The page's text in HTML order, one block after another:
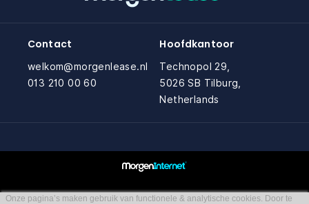
Contact
welkom@morgenlease.nl
013 210 00 60
Hoofdkantoor
Technopol 29,
5026 SB Tilburg,
Netherlands
Onze pagina’s maken gebruik van functionele & analytische cookies. Door te